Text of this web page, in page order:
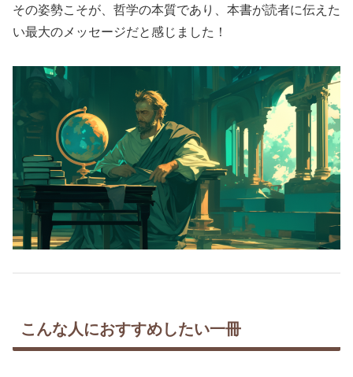
その姿勢こそが、哲学の本質であり、本書が読者に伝えた
い最大のメッセージだと感じました！
こんな人におすすめしたい一冊